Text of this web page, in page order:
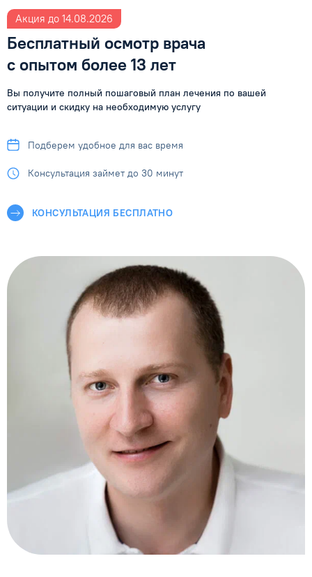
Акция до 14.08.2026
Бесплатный осмотр врача
с опытом более 13 лет
Вы получите полный пошаговый план лечения по вашей
ситуации и скидку на необходимую услугу
Подберем удобное для вас время
Консультация займет до 30 минут
КОНСУЛЬТАЦИЯ БЕСПЛАТНО